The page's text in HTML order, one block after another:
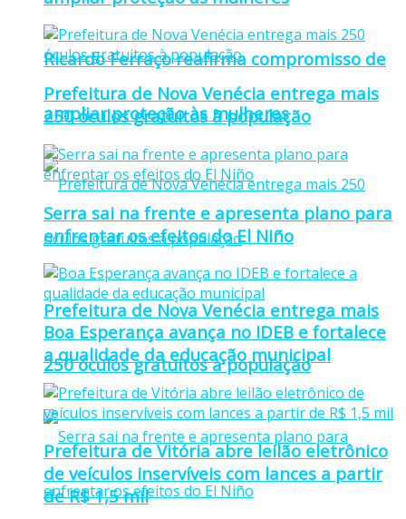
Ricardo Ferraço reafirma compromisso de
ampliar proteção às mulheres
Prefeitura de Nova Venécia entrega mais
250 óculos gratuitos à população
Prefeitura de Nova Venécia entrega mais
250 óculos gratuitos à população
Serra sai na frente e apresenta plano para
enfrentar os efeitos do El Niño
Boa Esperança avança no IDEB e fortalece
a qualidade da educação municipal
Prefeitura de Vitória abre leilão eletrônico
de veículos inservíveis com lances a partir
de R$ 1,5 mil